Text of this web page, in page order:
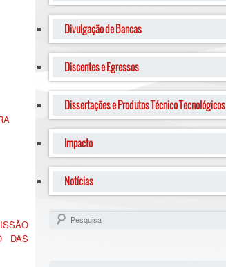
DAS
Divulgação de Bancas
Discentes e Egressos
Dissertações e Produtos Técnico Tecnológicos
Impacto
Notícias